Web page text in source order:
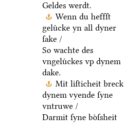
Geldes werdt.
Wenn du heffſt
geluͤcke yn all dyner
ſake /
So wachte des
vngeluͤckes vp dynem
dake.
Mit liſticheit breck
dynem vyende ſyne
vntruwe /
Darmit ſyne boͤſsheit